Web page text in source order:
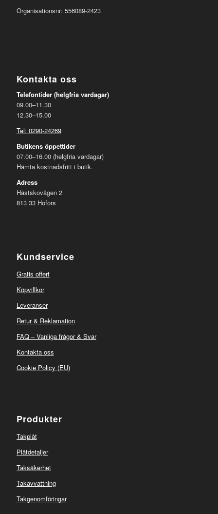
Organisationsnr: 556089-2423
Kontakta oss
Telefontider (helgfria vardagar)
09.00–11.30
12.30–15.00
Tel: 0290-24269
Butikens öppettider
07.00–16.00 (helgfria vardagar)
Hämta kostnadsfritt i butik.
Adress
Hästskovägen 2
813 33 Hofors
Kundservice
Gratis offert
Köpvillkor
Leveranser
Retur & Reklamation
FAQ – Vanliga frågor & Svar
Kontakta oss
Cookie Policy (EU)
Produkter
Takplåt
Plåtdetaljer
Taksäkerhet
Takavvattning
Takgenomföringar